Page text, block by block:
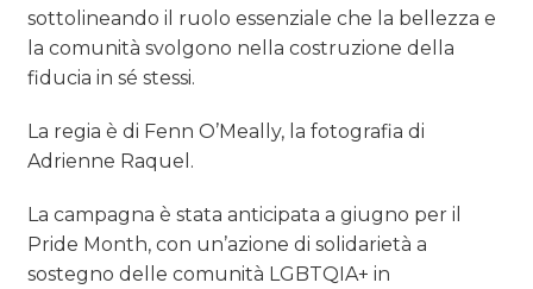
sottolineando il ruolo essenziale che la bellezza e
la comunità svolgono nella costruzione della
fiducia in sé stessi.
La regia è di Fenn O’Meally, la fotografia di
Adrienne Raquel.
La campagna è stata anticipata a giugno per il
Pride Month, con un’azione di solidarietà a
sostegno delle comunità LGBTQIA+ in